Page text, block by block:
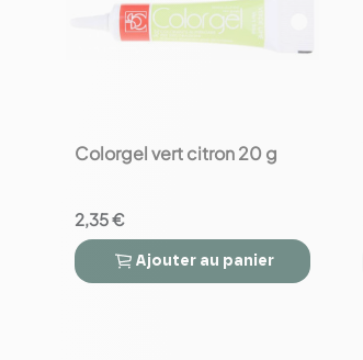
favorite_border
Colorgel vert citron 20 g
2,35 €
 
Ajouter au panier